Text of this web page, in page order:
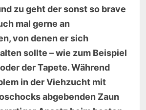
zu geht der sonst so brave
mal gerne an
von denen er sich
sollte – wie zum Beispiel
der Tapete. Während
in der Viehzucht mit
abgebenden Zaun